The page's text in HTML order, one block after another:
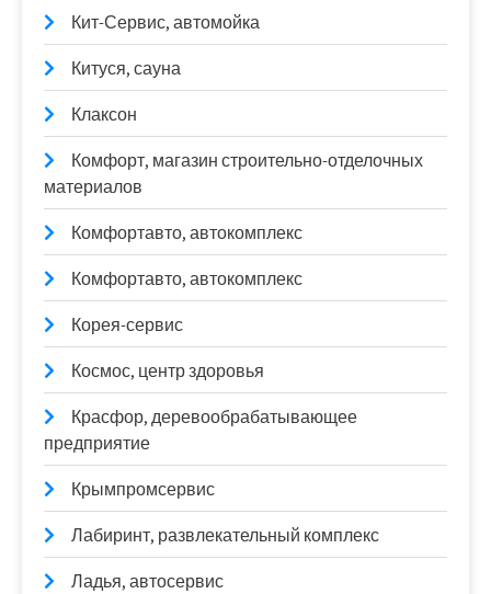
Кит-Сервис, автомойка
Китуся, сауна
Клаксон
Комфорт, магазин строительно-отделочных
материалов
Комфортавто, автокомплекс
Комфортавто, автокомплекс
Корея-сервис
Космос, центр здоровья
Красфор, деревообрабатывающее
предприятие
Крымпромсервис
Лабиринт, развлекательный комплекс
Ладья, автосервис